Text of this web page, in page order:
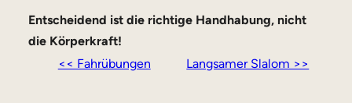
Entscheidend ist die richtige Handhabung, nicht
die Körperkraft!
<< Fahrübungen
Langsamer Slalom >>